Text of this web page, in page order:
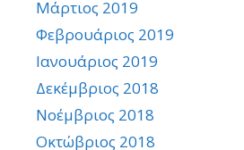
Μάρτιος 2019
Φεβρουάριος 2019
Ιανουάριος 2019
Δεκέμβριος 2018
Νοέμβριος 2018
Οκτώβριος 2018